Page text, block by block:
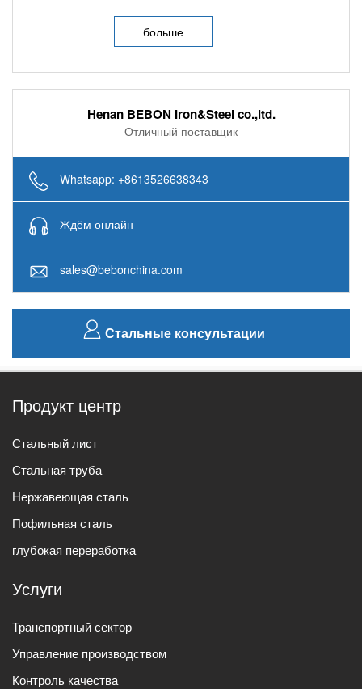
больше
Henan BEBON Iron&Steel co.,ltd.
Отличный поставщик
Whatsapp: +8613526638343
Ждём онлайн
sales@bebonchina.com
Стальные консультации
Продукт центр
Стальный лист
Стальная труба
Нержавеющая сталь
Пофильная сталь
глубокая переработка
Услуги
Транспортный сектор
Управление производством
Контроль качества